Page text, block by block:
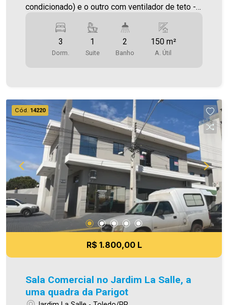
condicionado) e o outro com ventilador de teto -
condicionado - sala de estar e jantar com mesa
de vidro, estante e ar condicionado - cozinha
planejada com fogão e geladeira - 02 banheiros
equivalente a 6% do valor do aluguel * verifique
detalhes sobre o FCI no menu LOCAÇÃO em
nosso site. O valor do Condomínio bem como a
taxa de mudança informados estão sujeitos a
alteração sem prévio aviso, e varia de acordo
com o custo de administração e gastos do
condomínio. Aproveite essa oportunidade! A hora
de encontrar o seu novo lar É AGORA! Imobiliária
Ativa, sinta-se em casa!
3
Dorm.
1
Suite
2
Banho
150 m²
A. Útil
Cód. 14220
R$ 1.800,00 L
Sala Comercial no Jardim La Salle, a
uma quadra da Parigot